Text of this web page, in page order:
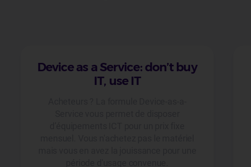
Device as a Service: don’t buy
IT, use IT